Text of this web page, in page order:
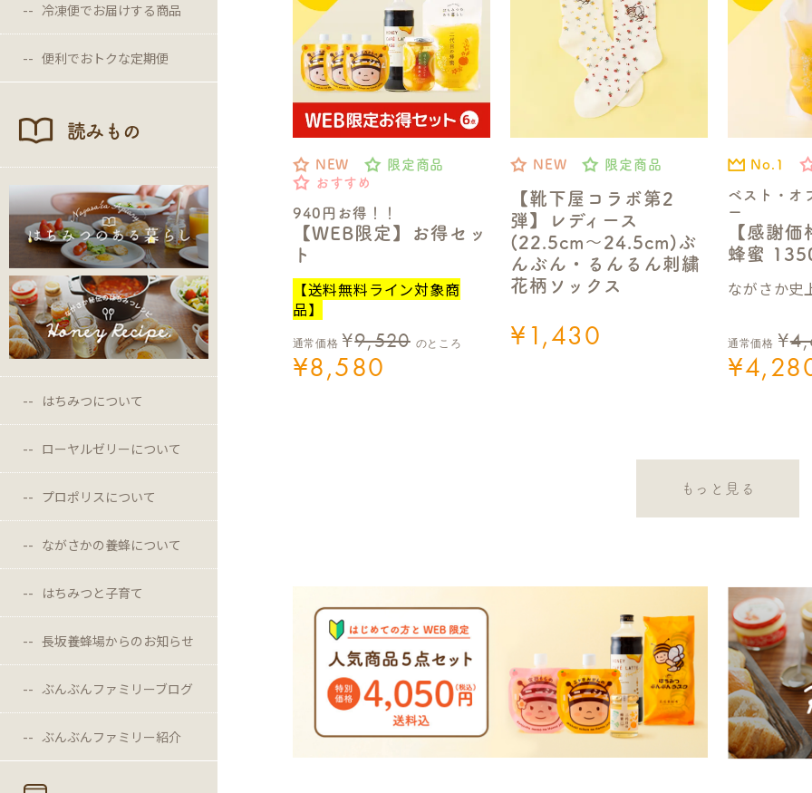
冷凍便でお届けする商品
便利でおトクな定期便
読みもの
はちみつについて
ローヤルゼリーについて
プロポリスについて
ながさかの養蜂について
はちみつと子育て
長坂養蜂場からのお知らせ
ぶんぶんファミリーブログ
ぶんぶんファミリー紹介
NEW
限定商品
おすすめ
940円お得！！
【WEB限定】お得セッ
ト
【送料無料ライン対象商
品】
通常価格 ¥9,520 のところ
¥8,580
NEW 限定商品
【靴下屋コラボ第2
弾】レディース
(22.5cm～24.5cm)ぶ
んぶん・るんるん刺繍
花柄ソックス
¥1,430
No.1
ベスト・オ
ー
【感謝
蜂蜜
ながさか史
通常価格 ¥
¥
もっと見る